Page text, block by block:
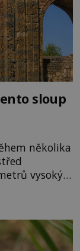
sloup
několika
vysoký
let odolává
ukazuje, že